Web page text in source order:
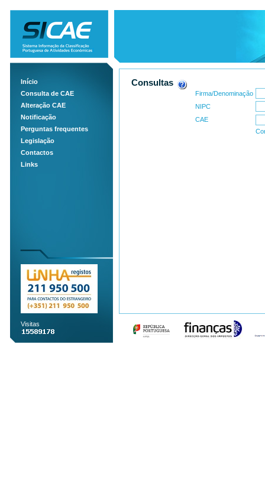
Início
Consulta de CAE
Alteração CAE
Notificação
Perguntas frequentes
Legislação
Contactos
Links
Visitas
Consultas
Firma/Denominação
NIPC
CAE